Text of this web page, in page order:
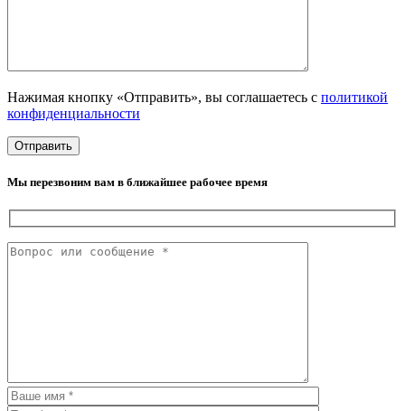
Нажимая кнопку «Отправить», вы соглашаетесь с политикой
конфиденциальности
Мы перезвоним вам в ближайшее рабочее время